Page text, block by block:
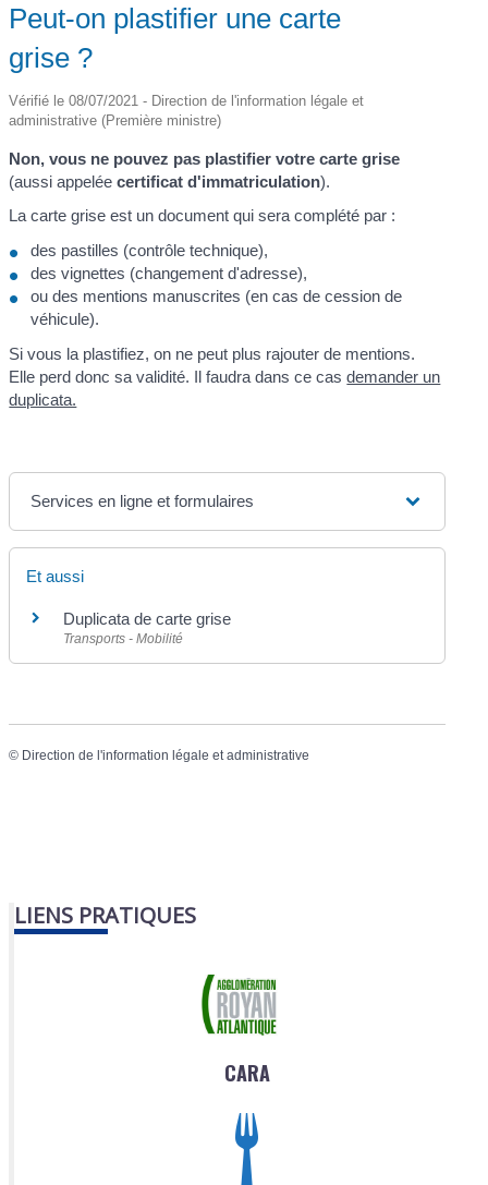
Peut-on plastifier une carte
grise ?
Vérifié le 08/07/2021 - Direction de l'information légale et
administrative (Première ministre)
Non, vous ne pouvez pas plastifier votre carte grise
(aussi appeléecertificat d'immatriculation).
La carte grise est un document qui sera complété par :
des pastilles (contrôle technique),
des vignettes (changement d'adresse),
ou des mentions manuscrites (en cas de cession de
véhicule).
Si vous la plastifiez, on ne peut plus rajouter de mentions.
Elle perd donc sa validité. Il faudra dans ce casdemander un
duplicata.
Services en ligne et formulaires
Et aussi
Duplicata de carte grise
Transports - Mobilité
© Direction de l'information légale et administrative
LIENS PRATIQUES
CARA